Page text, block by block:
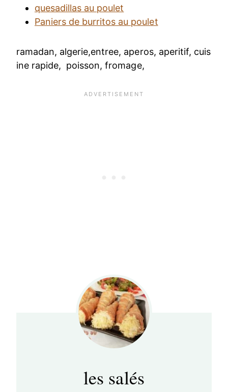
quesadillas au poulet
Paniers de burritos au poulet
ramadan, algerie,entree, aperos, aperitif, cuis
ine rapide, poisson, fromage,
les salés